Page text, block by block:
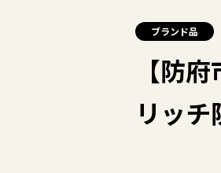
ブランド品
【防
リッ